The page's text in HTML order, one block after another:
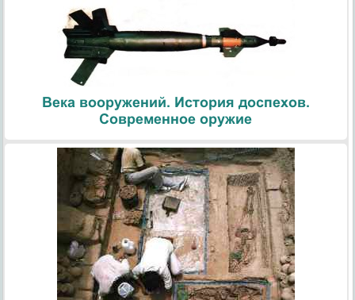
Века вооружений. История доспехов.
Современное оружие